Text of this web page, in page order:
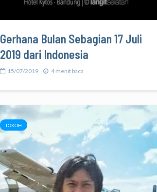
Gerhana Bulan Sebagian 17 Juli
2019 dari Indonesia
15/07/2019 4 menit baca
TOKOH